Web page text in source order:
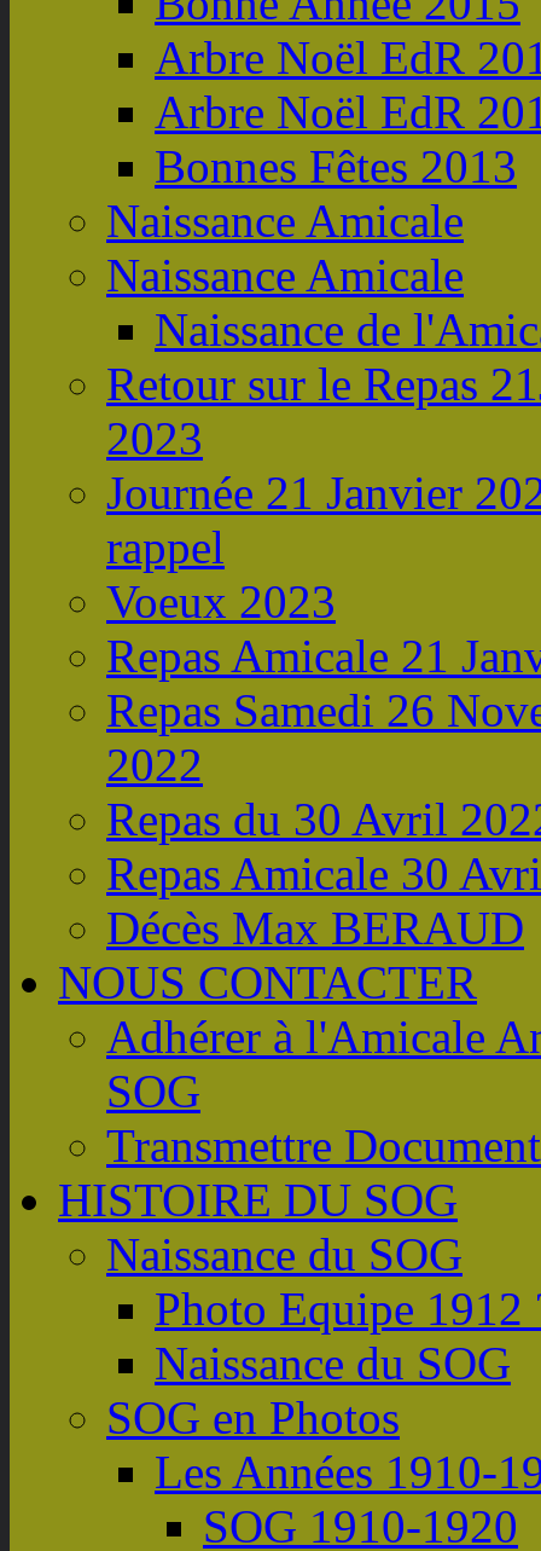
Arbre Noël EdR
Arbre Noël EdR
Bonnes Fêtes 2013
Naissance Amicale
Naissance Amicale
Naissance de
Retour sur le Repas
2023
Journée 21 Janvier
rappel
Voeux 2023
Repas Amicale 21
Repas Samedi 26
2022
Repas du 30 Avril
Repas Amicale 30
Décès Max BERAUD
NOUS CONTACTER
Adhérer à l'Amicale
SOG
Transmettre
HISTOIRE DU SOG
Naissance du SOG
Photo Equipe 1912
Naissance du SOG
SOG en Photos
Les Années 1910-
SOG 1910-1920